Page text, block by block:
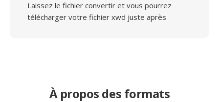
Laissez le fichier convertir et vous pourrez
télécharger votre fichier xwd juste après
À propos des formats